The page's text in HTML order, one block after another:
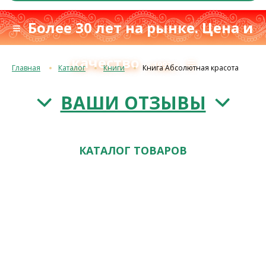
≡ Более 30 лет на рынке. Цена и
качествос 1993 г.≡
Главная Каталог Книги Книга Абсолютная красота
ВАШИ ОТЗЫВЫ
КАТАЛОГ ТОВАРОВ